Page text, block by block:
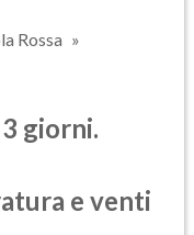
Rossa
giorni.
e venti